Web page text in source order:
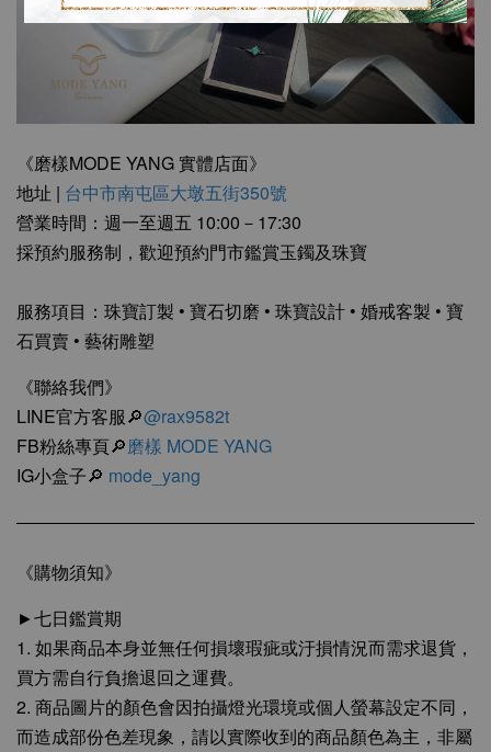
《磨樣MODE YANG 實體店面》
地址 | 台中市南屯區大墩五街350號
營業時間：週一至週五 10:00－17:30
採預約服務制，歡迎預約門市鑑賞玉鐲及珠寶
服務項目：珠寶訂製 • 寶石切磨 • 珠寶設計 • 婚戒客製 • 寶
石買賣 • 藝術雕塑
《聯絡我們》
LINE官方客服🔎@rax9582t
FB粉絲專頁🔎磨樣 MODE YANG
IG小盒子🔎 mode_yang
《購物須知》
►七日鑑賞期
1. 如果商品本身並無任何損壞瑕疵或汙損情況而需求退貨，
買方需自行負擔退回之運費。
2. 商品圖片的顏色會因拍攝燈光環境或個人螢幕設定不同，
而造成部份色差現象，請以實際收到的商品顏色為主，非屬